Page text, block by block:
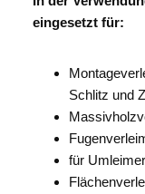
eingesetzt für:
Schlitz und
für